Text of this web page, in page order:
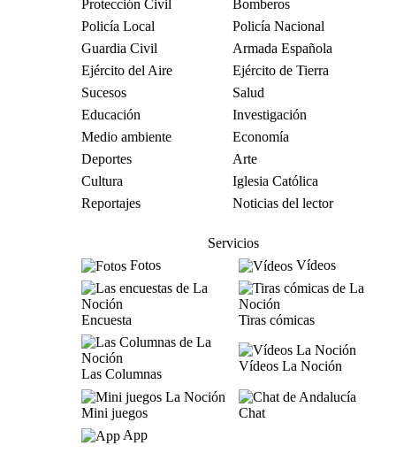
Protección Civil
Bomberos
Policía Local
Policía Nacional
Guardia Civil
Armada Española
Ejército del Aire
Ejército de Tierra
Sucesos
Salud
Educación
Investigación
Medio ambiente
Economía
Deportes
Arte
Cultura
Iglesia Católica
Reportajes
Noticias del lector
Servicios
Fotos
Vídeos
Encuesta Tiras cómicas
Las Columnas
Vídeos La Noción
Mini juegos
Chat
App